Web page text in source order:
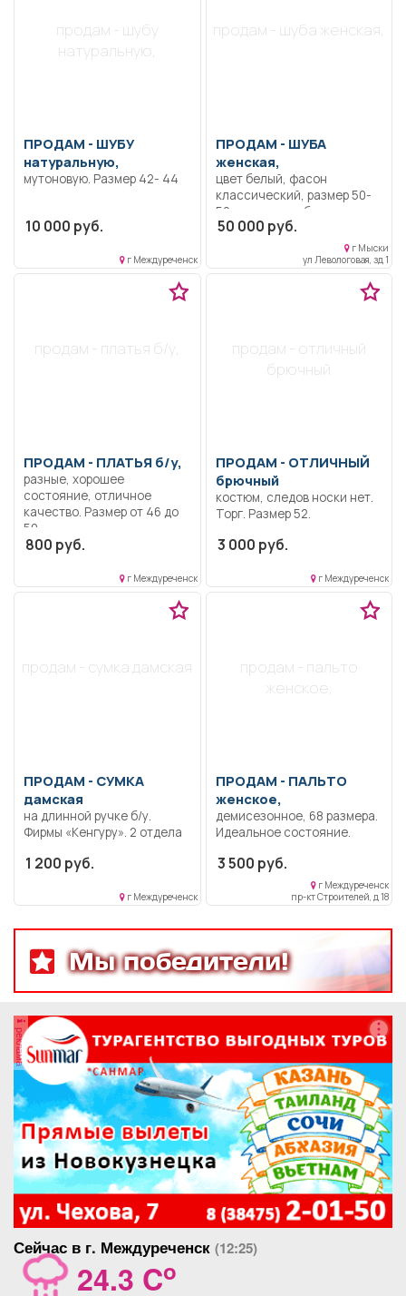
продам - шубу
натуральную,
ПРОДАМ - ШУБУ
натуральную,
мутоновую. Размер 42- 44
10 000 руб.
г Междуреченск
продам - шуба женская,
ПРОДАМ - ШУБА
женская,
цвет белый, фасон
классический, размер 50-
52. ворот лиса белая.
50 000 руб.
г Мыски
ул Левологовая, зд 1
продам - платья б/у,
ПРОДАМ - ПЛАТЬЯ б/у,
разные, хорошее
состояние, отличное
качество. Размер от 46 до
50.
800 руб.
г Междуреченск
продам - отличный
брючный
ПРОДАМ - ОТЛИЧНЫЙ
брючный
костюм, следов носки нет.
Торг. Размер 52.
3 000 руб.
г Междуреченск
продам - сумка дамская
ПРОДАМ - СУМКА
дамская
на длинной ручке б/у.
Фирмы «Кенгуру». 2 отдела
отделом на молнии. Внутри
для мелочей. Снаружи
работают. Цвет мокрый
асфальт. Насыщенно серый.
Кое-где потерта.
1 200 руб.
г Междуреченск
продам - пальто
женское,
ПРОДАМ - ПАЛЬТО
женское,
демисезонное, 68 размера.
Идеальное состояние.
3 500 руб.
г Междуреченск
пр-кт Строителей, д 18
Мы победители!
реклама
Сейчас в г. Междуреченск (12:25)
24.3 Co